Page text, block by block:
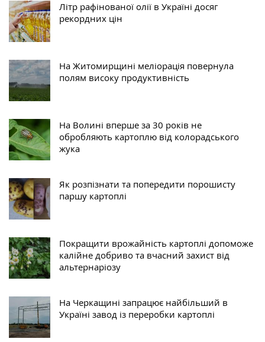
Літр рафінованої олії в Україні досяг
рекордних цін
На Житомирщині меліорація повернула
полям високу продуктивність
На Волині вперше за 30 років не
обробляють картоплю від колорадського
жука
Як розпізнати та попередити порошисту
паршу картоплі
Покращити врожайність картоплі допоможе
калійне добриво та вчасний захист від
альтернаріозу
На Черкащині запрацює найбільший в
Україні завод із переробки картоплі